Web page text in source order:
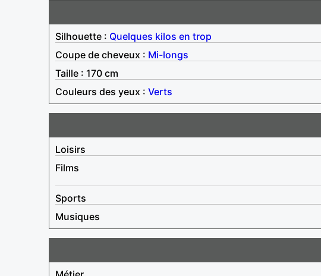
Silhouette : Quelques kilos en trop
Coupe de cheveux : Mi-longs
Taille : 170 cm
Couleurs des yeux : Verts
Loisirs
Films
Sports
Musiques